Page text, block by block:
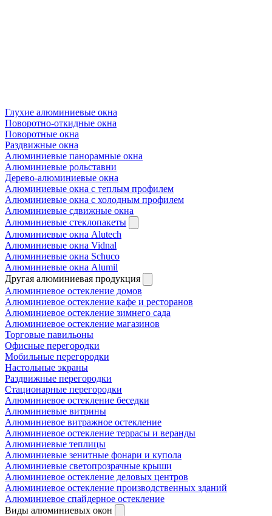
Глухие алюминиевые окна
Поворотно-откидные окна
Поворотные окна
Раздвижные окна
Алюминиевые панорамные окна
Алюминиевые рольставни
Дерево-алюминиевые окна
Алюминиевые окна с теплым профилем
Алюминиевые окна с холодным профилем
Алюминиевые сдвижные окна
Алюминиевые стеклопакеты
Алюминиевые окна Alutech
Алюминиевые окна Vidnal
Алюминиевые окна Schuco
Алюминиевые окна Alumil
Другая алюминиевая продукция
Алюминиевое остекление домов
Алюминиевое остекление кафе и ресторанов
Алюминиевое остекление зимнего сада
Алюминиевое остекление магазинов
Торговые павильоны
Офисные перегородки
Мобильные перегородки
Настольные экраны
Раздвижные перегородки
Стационарные перегородки
Алюминиевое остекление беседки
Алюминиевые витрины
Алюминиевое витражное остекление
Алюминиевое остекление террасы и веранды
Алюминиевые теплицы
Алюминиевые зенитные фонари и купола
Алюминиевые светопрозрачные крыши
Алюминиевое остекление деловых центров
Алюминиевое остекление производственных зданий
Алюминиевое спайдерное остекление
Виды алюминиевых окон